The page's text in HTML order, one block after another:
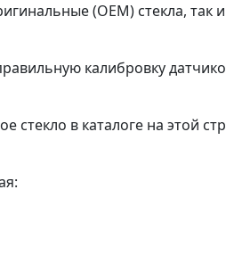
(OEM) стекла, так
калибровку
в каталоге на этой